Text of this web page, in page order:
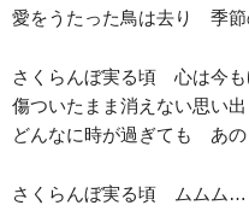
愛をうたった鳥は去り 季節
さくらんぼ実る頃 心は今
傷ついたまま消えない思い
どんなに時が過ぎても あの
さくらんぼ実る頃 ムムム